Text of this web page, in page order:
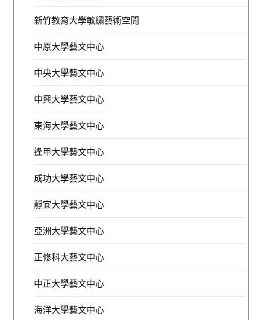
新竹教育大學敏繡藝術空間
中原大學藝文中心
中央大學藝文中心
中興大學藝文中心
東海大學藝文中心
逢甲大學藝文中心
成功大學藝文中心
靜宜大學藝文中心
亞洲大學藝文中心
正修科大藝文中心
中正大學藝文中心
海洋大學藝文中心